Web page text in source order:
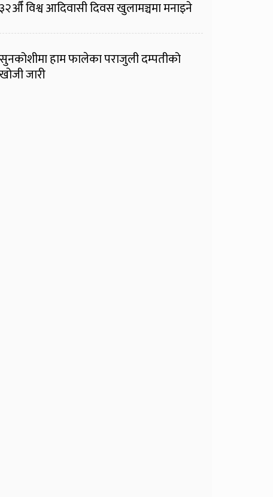
३२औँ विश्व आदिवासी दिवस खुलामञ्चमा मनाइने
सुनकोशीमा हाम फालेका पराजुली दम्पतीको
खोजी जारी